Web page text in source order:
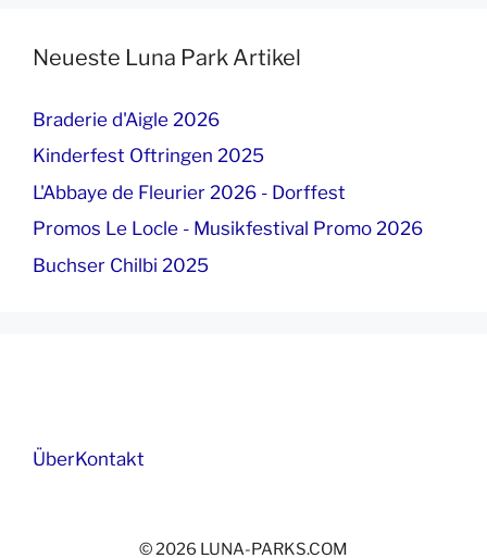
Neueste Luna Park Artikel
Braderie d'Aigle 2026
Kinderfest Oftringen 2025
L'Abbaye de Fleurier 2026 - Dorffest
Promos Le Locle - Musikfestival Promo 2026
Buchser Chilbi 2025
ÜberKontakt
© 2026 LUNA-PARKS.COM